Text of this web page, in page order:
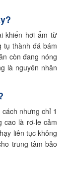
khiến hơi ẩm từ
tụ thành đá bám
còn đang nóng
là nguyên nhân
nhưng chỉ 1
cao là rơ-le cảm
liên tục không
trung tâm bảo